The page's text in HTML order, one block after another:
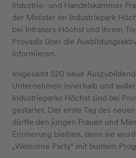
Industrie- und Handelskammer
der Minister im Industriepark
bei Infraserv Höchst und ihrem
Provadis über die
informieren.
Insgesamt 520 neue
Unternehmen innerhalb und
Industrieparks Höchst sind bei
gestartet. Der erste Tag des
dürfte den jungen Frauen und
Erinnerung bleiben, denn sie
„Welcome Party“ mit buntem